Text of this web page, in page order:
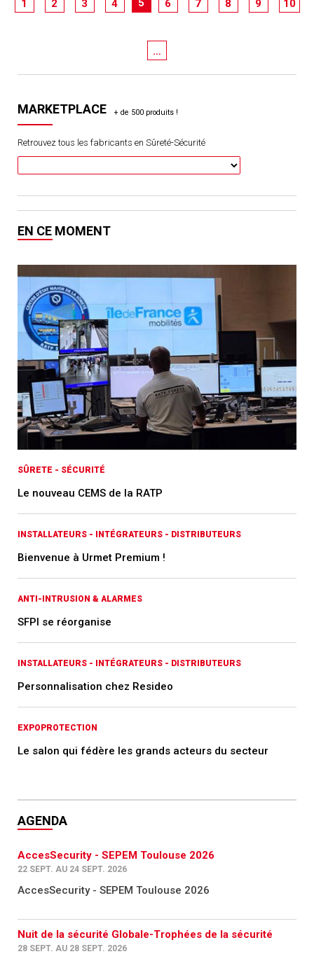
1 2 3 4 5 6 7 8 9 10
…
MARKETPLACE
Retrouvez tous les fabricants en Sûreté-Sécurité
EN CE MOMENT
SÛRETE - SÉCURITÉ
Le nouveau CEMS de la RATP
INSTALLATEURS - INTÉGRATEURS - DISTRIBUTEURS
Bienvenue à Urmet Premium !
ANTI-INTRUSION & ALARMES
SFPI se réorganise
INSTALLATEURS - INTÉGRATEURS - DISTRIBUTEURS
Personnalisation chez Resideo
EXPOPROTECTION
Le salon qui fédère les grands acteurs du secteur
AGENDA
AccesSecurity - SEPEM Toulouse 2026
22 SEPT. AU 24 SEPT. 2026
AccesSecurity - SEPEM Toulouse 2026
Nuit de la sécurité Globale-Trophées de la sécurité
28 SEPT. AU 28 SEPT. 2026